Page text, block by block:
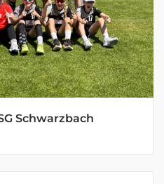
Schwarzbach